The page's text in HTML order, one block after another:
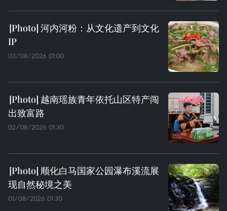
河内河粉：从文化遗产到文化
IP
03/08/2026 01:00
越南瑶族青年依托山区特产闯
出致富路
02/08/2026 01:30
顺化白马国家公园瀑布溪流展
现自然秘境之美
01/08/2026 01:30